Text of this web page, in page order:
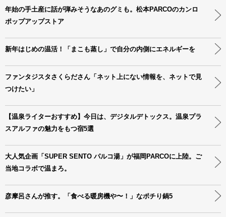
年始の手土産に話が弾みそうなあのグミも。松本PARCOのカンロ
ポップアップストア
新年はじめの温活！「まこも蒸し」で自分の内側にエネルギーを
ファンタジスタさくらださん「ネット上にない情報を、ネットで見
つけたい」
【温泉ライターおすすめ】今日は、デジタルデトックス。温泉プラ
スアルファの魅力をもつ宿5選
大人気企画「SUPER SENTO パルコ湯」が福岡PARCOに上陸。ご
当地コラボで温まろ。
彦摩呂さんが推す。「食べる暖房機や〜！」なポチり鍋5